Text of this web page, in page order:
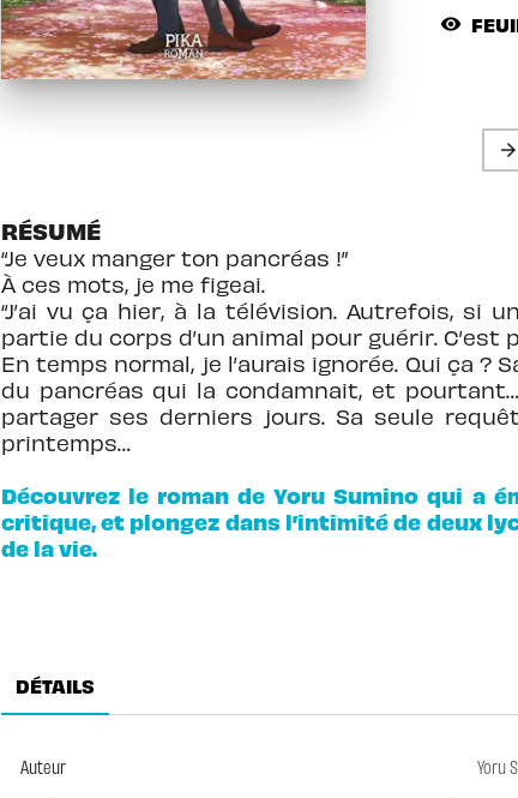
visibility
arrow_forward
RÉSUMÉ
“Je veux manger ton pancréas !”
À ces mots, je me figeai.
“J’ai vu ça hier, à la télévision. Autrefois, si
partie du corps d’un animal pour guérir. C’est
En temps normal, je l’aurais ignorée. Qui ça
du pancréas qui la condamnait, et
partager ses derniers jours. Sa seule
printemps…
Découvrez le roman de Yoru Sumino qui a
critique, et plongez dans l’intimité de deux
de la vie.
DÉTAILS
Auteur
Yoru